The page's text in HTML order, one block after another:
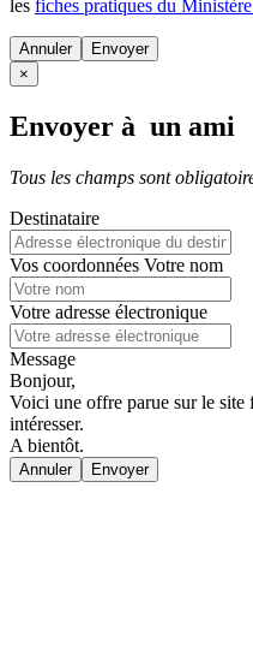
les fiches pratiques du
Annuler
×
Envoyer à un ami
Tous les champs sont
Destinataire
Vos coordonnées Votre nom
Votre adresse électronique
Message
Bonjour,
Voici une offre parue sur le site
intéresser.
A bientôt.
Annuler